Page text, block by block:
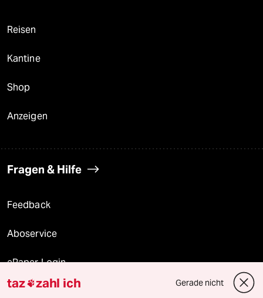
Reisen
Kantine
Shop
Anzeigen
Fragen & Hilfe
Feedback
Aboservice
ePaper Login
Downloads für Abonnierende
taz zahl ich Gerade nicht